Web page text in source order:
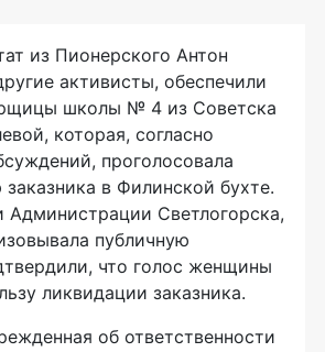
из Пионерского Антон
активисты, обеспечили
школы № 4 из Советска
которая, согласно
проголосовала
в Филинской бухте.
Администрации Светлогорска,
публичную
что голос женщины
ликвидации заказника.
об ответственности